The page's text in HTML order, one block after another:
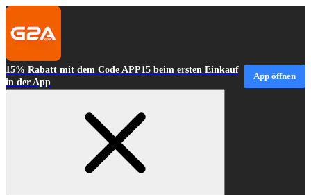
15% Rabatt mit dem Code APP15 beim ersten Einkauf
in der App
App öffnen